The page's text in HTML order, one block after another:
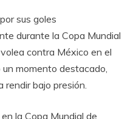
sus goles
durante la Copa Mundial
contra México en el
momento destacado,
bajo presión.
la Copa Mundial de